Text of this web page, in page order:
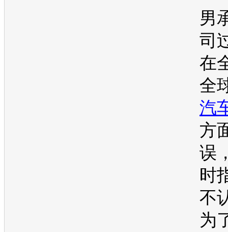
男
司
在
全
汽
方
误
时
不
为